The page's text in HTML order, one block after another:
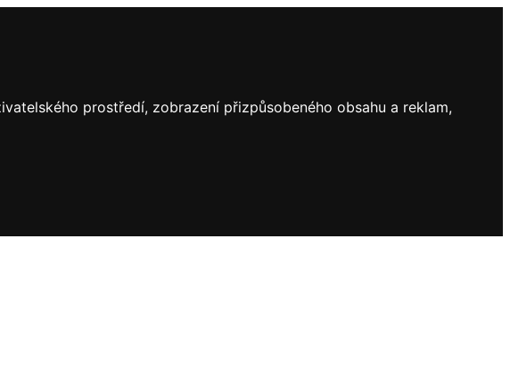
prostředí, zobrazení přizpůsobeného obsahu a reklam,